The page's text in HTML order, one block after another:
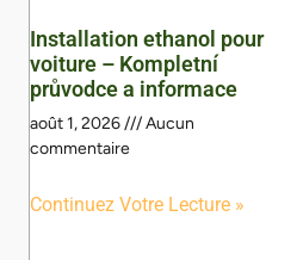
Installation ethanol pour
voiture – Kompletní
průvodce a informace
août 1, 2026
Aucun
commentaire
Continuez Votre Lecture »